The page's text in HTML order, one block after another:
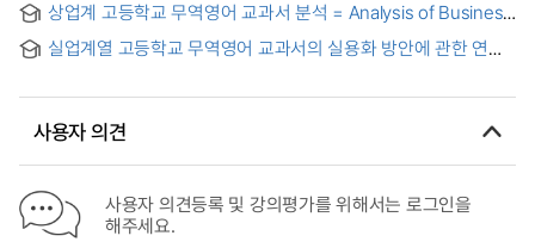
대상으로 = (The)learners' characteristics and changes in
business English presentation classes through teaching
writing skills : a case study of employees in a company
상업계 고등학교 무역영어 교과서 분석 = Analysis of Business
English Textbook in Commercial High Schools
실업계열 고등학교 무역영어 교과서의 실용화 방안에 관한 연구
uses in Commercial High School
사용자 의견
사용자 의견등록 및 강의평가를 위해서는 로그인을
해주세요.